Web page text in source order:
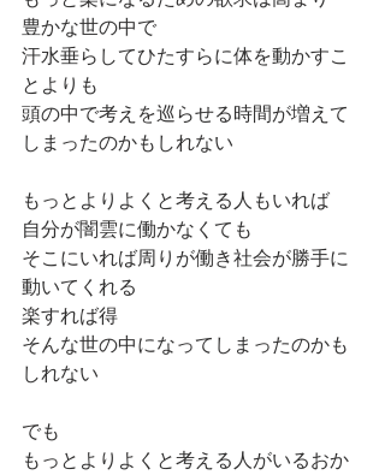
豊かな世の中で
汗水垂らしてひたすらに体を動かすこ
とよりも
頭の中で考えを巡らせる時間が増えて
しまったのかもしれない
もっとよりよくと考える人もいれば
自分が闇雲に働かなくても
そこにいれば周りが働き社会が勝手に
動いてくれる
楽すれば得
そんな世の中になってしまったのかも
しれない
でも
もっとよりよくと考える人がいるおか